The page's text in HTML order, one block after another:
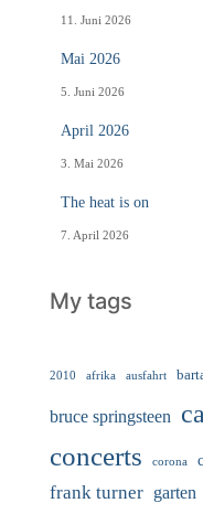
11. Juni 2026
Mai 2026
5. Juni 2026
April 2026
3. Mai 2026
The heat is on
7. April 2026
My tags
2010 afrika ausfahrt
bruce springsteen
concerts
corona
frank turner garten